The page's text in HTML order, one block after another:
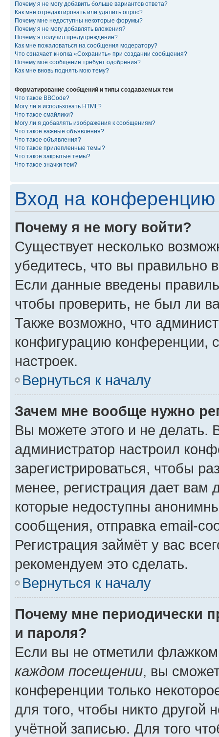
Почему я не могу добавить больше вариантов ответа?
Как мне отредактировать или удалить опрос?
Почему мне недоступны некоторые форумы?
Почему я не могу добавлять вложения?
Почему я получил предупреждение?
Как мне пожаловаться на сообщения модератору?
Что означает кнопка «Сохранить» при создании сообщения?
Почему моё сообщение требует одобрения?
Как мне вновь поднять мою тему?
Форматирование сообщений и типы создаваемых тем
Что такое BBCode?
Могу ли я использовать HTML?
Что такое смайлики?
Могу ли я добавлять изображения к сообщениям?
Что такое важные объявления?
Что такое объявления?
Что такое прилепленные темы?
Что такое закрытые темы?
Что такое значки тем?
Вход на конференцию
Почему я не могу войти?
Существует несколько
убедитесь, что вы правильно
Если данные введены
чтобы проверить, не был ли
Также возможно, что
конфигурацию конференции,
настроек.
Вернуться к началу
Зачем мне вообще нужно
Вы можете этого и не делать.
администратор настроил
зарегистрироваться, чтобы
менее, регистрация дает вам
которые недоступны
сообщения, отправка email-
Регистрация займёт у вас
рекомендуем это сделать.
Вернуться к началу
Почему мне периодически
и пароля?
Если вы не отметили
каждом посещении, вы
конференции только
для того, чтобы никто другой
учётной записью. Для того